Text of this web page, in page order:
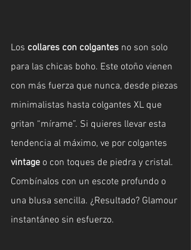
Los collares con colgantes no son solo
para las chicas boho. Este otoño vienen
con más fuerza que nunca, desde piezas
minimalistas hasta colgantes XL que
gritan “mírame”. Si quieres llevar esta
tendencia al máximo, ve por colgantes
vintage o con toques de piedra y cristal.
Combínalos con un escote profundo o
una blusa sencilla. ¿Resultado? Glamour
instantáneo sin esfuerzo.